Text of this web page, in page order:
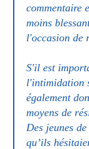
commentaire
moins
l'occasion de
S'il est
l'intimidation
également
moyens de
Des jeunes
qu’ils